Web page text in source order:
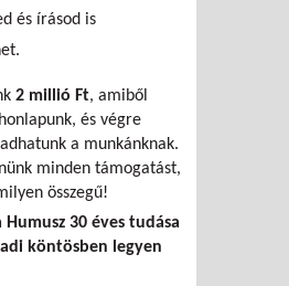
és írásod is
2 millió Ft, amiből
és végre
a munkánknak.
minden támogatást,
összegű!
Humusz 30 éves tudása
köntösben legyen